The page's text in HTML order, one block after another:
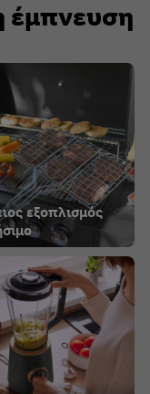
έμπνευση
εξοπλισμός